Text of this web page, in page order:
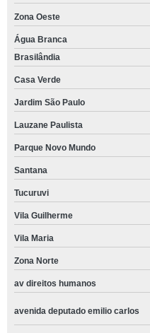
Zona Oeste
Água Branca
Brasilândia
Casa Verde
Jardim São Paulo
Lauzane Paulista
Parque Novo Mundo
Santana
Tucuruvi
Vila Guilherme
Vila Maria
Zona Norte
av direitos humanos
avenida deputado emilio carlos